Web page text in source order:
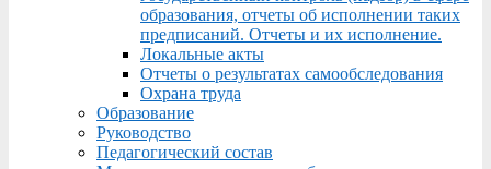
образования, отчеты об исполнении таких
предписаний. Отчеты и их исполнение.
Локальные акты
Отчеты о результатах самообследования
Охрана труда
Образование
Руководство
Педагогический состав